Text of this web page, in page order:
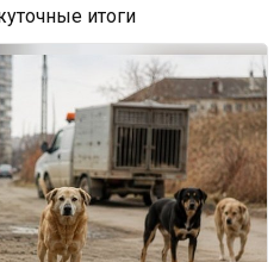
итоги